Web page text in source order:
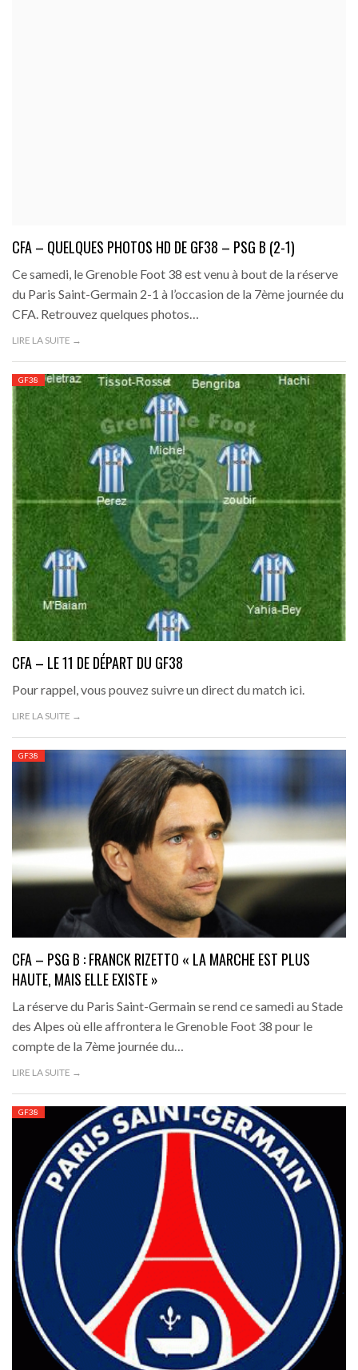
CFA – QUELQUES PHOTOS HD DE GF38 – PSG B (2-1)
Ce samedi, le Grenoble Foot 38 est venu à bout de la réserve
du Paris Saint-Germain 2-1 à l’occasion de la 7ème journée du
CFA. Retrouvez quelques photos…
LIRE LA SUITE →
GF38
CFA – LE 11 DE DÉPART DU GF38
Pour rappel, vous pouvez suivre un direct du match ici.
LIRE LA SUITE →
GF38
CFA – PSG B : FRANCK RIZETTO « LA MARCHE EST PLUS
HAUTE, MAIS ELLE EXISTE »
La réserve du Paris Saint-Germain se rend ce samedi au Stade
des Alpes où elle affrontera le Grenoble Foot 38 pour le
compte de la 7ème journée du…
LIRE LA SUITE →
GF38